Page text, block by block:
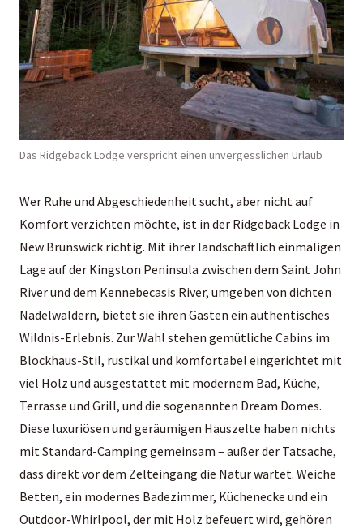
Das Ridgeback Lodge verspricht einen unvergesslichen Urlaub
Wer Ruhe und Abgeschiedenheit sucht, aber nicht auf
Komfort verzichten möchte, ist in der Ridgeback Lodge in
New Brunswick richtig. Mit ihrer landschaftlich einmaligen
Lage auf der Kingston Peninsula zwischen dem Saint John
River und dem Kennebecasis River, umgeben von dichten
Nadelwäldern, bietet sie ihren Gästen ein authentisches
Wildnis-Erlebnis. Zur Wahl stehen gemütliche Cabins im
Blockhaus-Stil, rustikal und komfortabel eingerichtet mit
viel Holz und ausgestattet mit modernem Bad, Küche,
Terrasse und Grill, und die sogenannten Dream Domes.
Diese luxuriösen und geräumigen Hauszelte haben nichts
mit Standard-Camping gemeinsam – außer der Tatsache,
dass direkt vor dem Zelteingang die Natur wartet. Weiche
Betten, ein modernes Badezimmer, Küchenecke und ein
Outdoor-Whirlpool, der mit Holz befeuert wird, gehören